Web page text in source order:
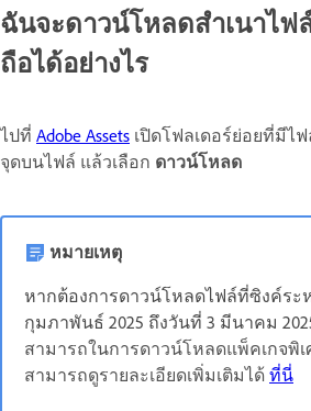
ฉันจะดาวน์โหลดสำเนาไ
ถือได้อย่างไร
ไปที่ Adobe Assets เปิดโฟลเดอร์ย่อยที่มีไ
จุดบนไฟล์ แล้วเลือก ดาวน์โหลด
หมายเหตุ
หากต้องการดาวน์โหลดไฟล์ที่ซิงค์ระ
กุมภาพันธ์ 2025 ถึงวันที่ 3 มีนาคม
สามารถในการดาวน์โหลดแพ็คเกจพิ
สามารถดูรายละเอียดเพิ่มเติมได้ ที่นี่